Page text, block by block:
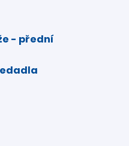
- přední